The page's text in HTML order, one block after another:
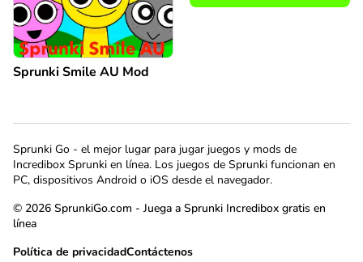
Sprunki Smile AU Mod
Sprunki Go - el mejor lugar para jugar juegos y mods de
Incredibox Sprunki en línea. Los juegos de Sprunki funcionan en
PC, dispositivos Android o iOS desde el navegador.
© 2026 SprunkiGo.com - Juega a Sprunki Incredibox gratis en
línea
Política de privacidadContáctenos